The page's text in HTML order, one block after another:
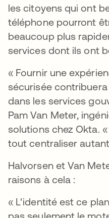
les citoyens qui ont
téléphone pourront
beaucoup plus
services dont ils ont
« Fournir une
sécurisée
dans les services
Pam Van Meter,
solutions chez Okta.
tout centraliser
Halvorsen et Van
raisons à cela :
« L'identité est ce